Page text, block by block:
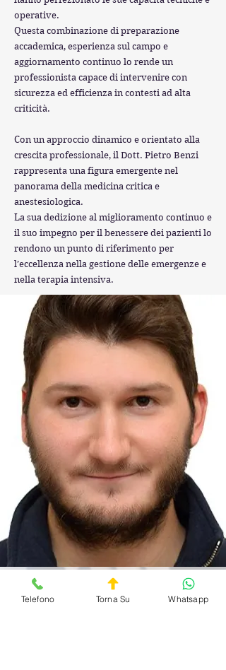
operative.
Questa combinazione di preparazione
accademica, esperienza sul campo e
aggiornamento continuo lo rende un
professionista capace di intervenire con
sicurezza ed efficienza in contesti ad alta
criticità.
Con un approccio dinamico e orientato alla
crescita professionale, il Dott. Pietro Benzi
rappresenta una figura emergente nel
panorama della medicina critica e
anestesiologica.
La sua dedizione al miglioramento continuo e
il suo impegno per il benessere dei pazienti lo
rendono un punto di riferimento per
l’eccellenza nella gestione delle emergenze e
nella terapia intensiva.
Telefono Torna Su Whatsapp